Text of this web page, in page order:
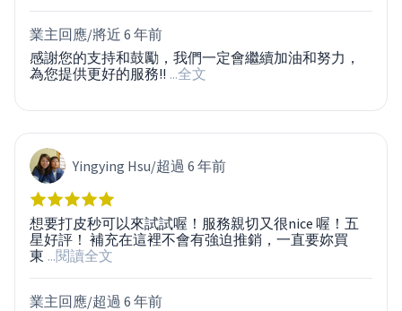
業主回應/將近 6 年前
感謝您的支持和鼓勵，我們一定會繼續加油和努力，
為您提供更好的服務!! ...全文
Yingying Hsu/超過 6 年前
想要打皮秒可以來試試喔！服務親切又很nice 喔！五
星好評！ 補充在這裡不會有強迫推銷，一直要妳買
東 ...閱讀全文
業主回應/超過 6 年前